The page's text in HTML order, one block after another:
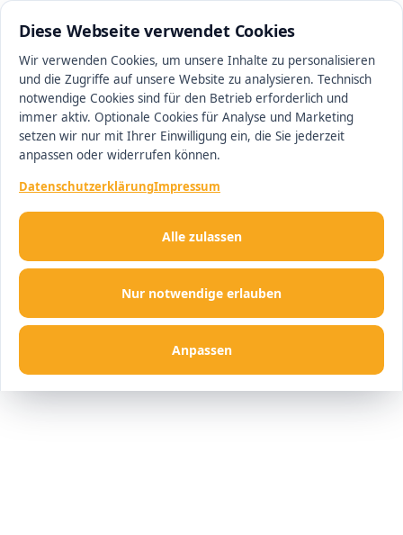
Diese Webseite verwendet Cookies
Wir verwenden Cookies, um unsere Inhalte zu personalisieren
und die Zugriffe auf unsere Website zu analysieren. Technisch
notwendige Cookies sind für den Betrieb erforderlich und
immer aktiv. Optionale Cookies für Analyse und Marketing
setzen wir nur mit Ihrer Einwilligung ein, die Sie jederzeit
anpassen oder widerrufen können.
DatenschutzerklärungImpressum
Nur notwendige erlauben
Anpassen
Alle zulassen